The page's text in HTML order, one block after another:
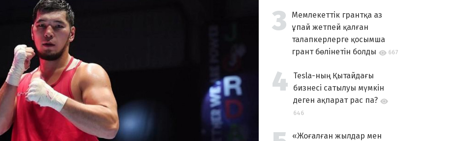
Мемлекеттік грантқа аз
ұпай жетпей қалған
талапкерлерге қосымша
грант бөлінетін болды
667
Tesla-ның Қытайдағы
бизнесі сатылуы мүмкін
деген ақпарат рас па?
646
«Жоғалған жылдар мен